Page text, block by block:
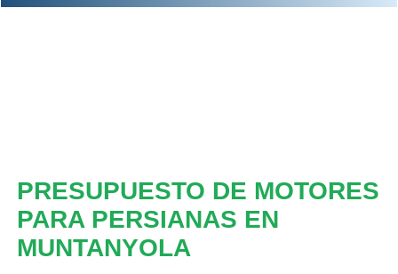
PRESUPUESTO DE MOTORES
PARA PERSIANAS EN
MUNTANYOLA